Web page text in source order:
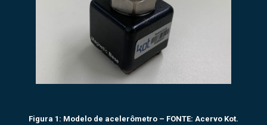
Figura 1: Modelo de acelerômetro – FONTE: Acervo Kot.